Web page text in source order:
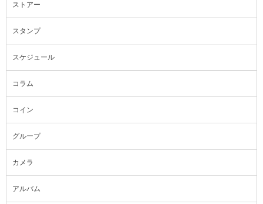
ストアー
スタンプ
スケジュール
コラム
コイン
グループ
カメラ
アルバム